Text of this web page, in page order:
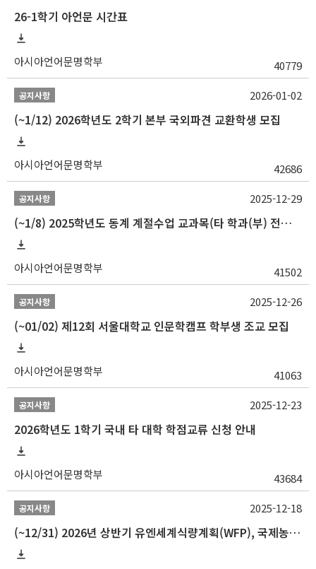
26-1학기 아언문 시간표
아시아언어문명학부 40779
공지사항
(~1/12) 2026학년도 2학기 본부 국외파견 교환학생 모집
아시아언어문명학부 42686
2026-01-02
공지사항
(~1/8) 2025학년도 동계 계절수업 교과목(타 학과(부) 전공 및 교양) 성적평가방법 선택제 신청 안내
아시아언어문명학부 41502
2025-12-29
공지사항
(~01/02) 제12회 서울대학교 인문학캠프 학부생 조교 모집
아시아언어문명학부 41063
2025-12-26
공지사항
2026학년도 1학기 국내 타 대학 학점교류 신청 안내
아시아언어문명학부 43684
2025-12-23
공지사항
(~12/31) 2026년 상반기 유엔세계식량계획(WFP), 국제농업개발기금(IFAD) 및 유엔아동기금(UNICEF) 인턴십 프로그램 참가자 모집
2025-12-18